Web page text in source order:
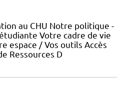
au CHU Notre politique -
Votre cadre de vie
espace / Vos outils Accès
Ressources D